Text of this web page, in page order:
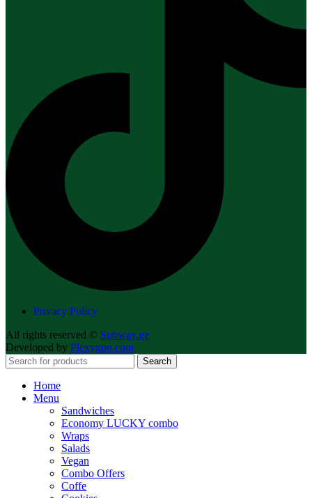
Privacy Policy
All rights reserved © Subway.ge
Developed by Plexygon.com
Search
Home
Menu
Sandwiches
Economy LUCKY combo
Wraps
Salads
Vegan
Combo Offers
Coffe